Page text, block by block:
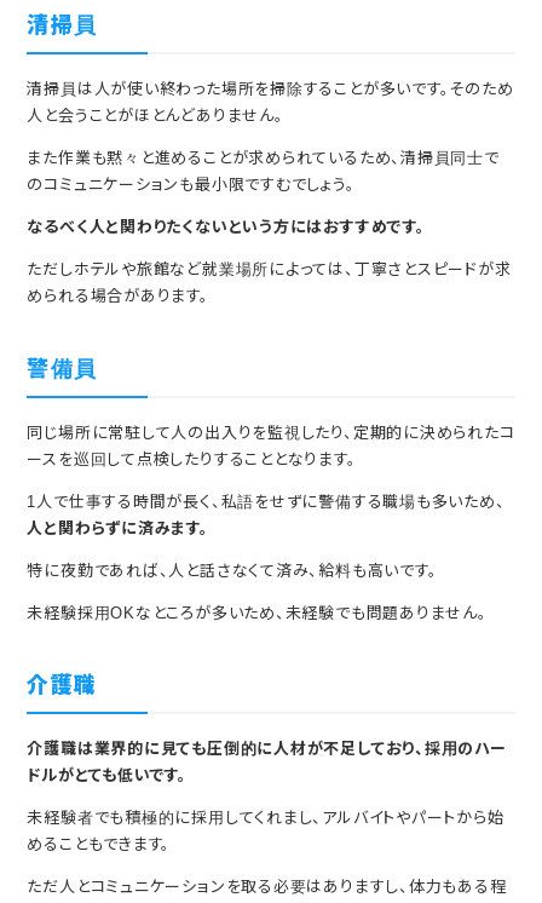
清掃員
清掃員は人が使い終わった場所を掃除することが多いです。そのため
人と会うことがほとんどありません。
また作業も黙々と進めることが求められているため、清掃員同士で
のコミュニケーションも最小限ですむでしょう。
なるべく人と関わりたくないという方にはおすすめです。
ただしホテルや旅館など就業場所によっては、丁寧さとスピードが求
められる場合があります。
警備員
同じ場所に常駐して人の出入りを監視したり、定期的に決められたコ
ースを巡回して点検したりすることとなります。
1人で仕事する時間が長く、私語をせずに警備する職場も多いため、
人と関わらずに済みます。
特に夜勤であれば、人と話さなくて済み、給料も高いです。
未経験採用OKなところが多いため、未経験でも問題ありません。
介護職
介護職は業界的に見ても圧倒的に人材が不足しており、採用のハー
ドルがとても低いです。
未経験者でも積極的に採用してくれまし、アルバイトやパートから始
めることもできます。
ただ人とコミュニケーションを取る必要はありますし、体力もある程